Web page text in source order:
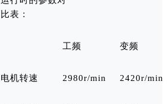
比表：
工频 变频
电机转速 2980r/min 2420r/min